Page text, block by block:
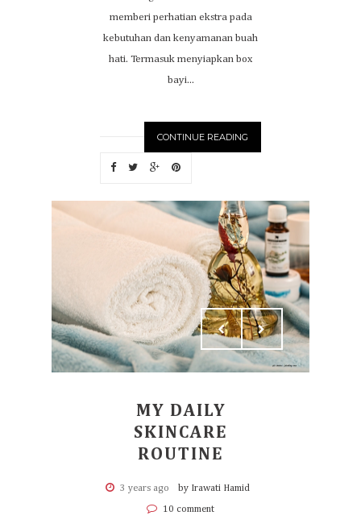
memberi perhatian ekstra pada
kebutuhan dan kenyamanan buah
hati. Termasuk menyiapkan box
bayi...
CONTINUE READING
MY DAILY
SKINCARE
ROUTINE
3 years ago by Irawati Hamid
10 comment